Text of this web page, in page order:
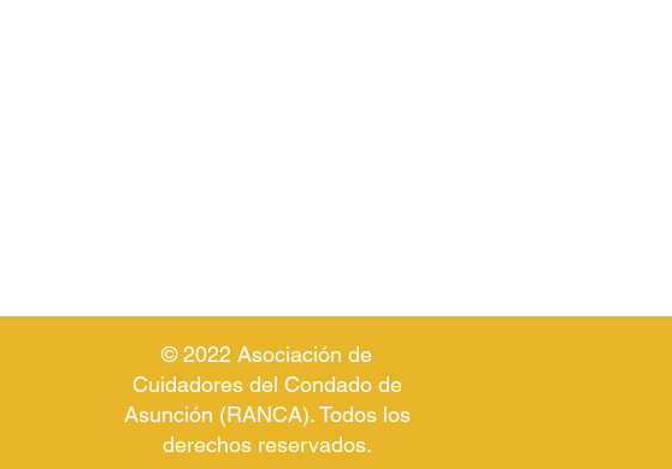
© 2022 Asociación de
Cuidadores del Condado de
Asunción (RANCA). Todos los
derechos reservados.